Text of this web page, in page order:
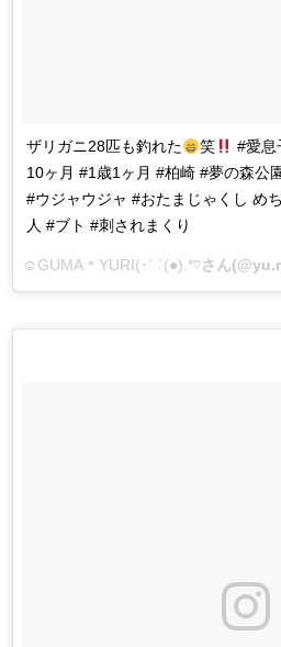
ザリガニ28匹も釣れた 笑
#愛息
10ヶ月 #1歳1ヶ月 #柏崎 #夢の森公
#ウジャウジャ #おたまじゃくし め
人 #ブト #刺されまくり
☺︎GUMA＊YURI(･´ `(●).*♡さん